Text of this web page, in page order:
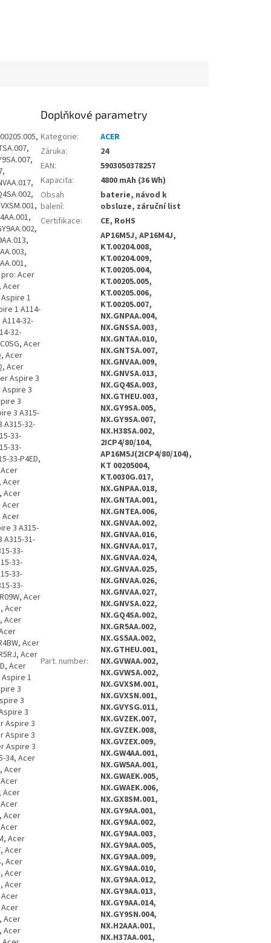
Acer Aspire 3 A314-31-C6VG, Acer Aspire 3 A314-31-C7GM, Acer Aspire 3 A314-31-C8HP, Acer Aspire 3 A314-31-C91T, Acer Aspire 3 A314-31-C955, Acer Aspire 3 A314-31-C9E2, Acer Aspire 3 A314-31-C9FR, Acer Aspire 3 A314-31-P03M, Acer Aspire 3 A314-31-P0QC, Acer Aspire 3 A314-31-P1BU, Acer Aspire 3 A314-31-P25A, Acer Aspire 3 A314-31-P2HJ, Acer Aspire 3 A314-31-P2ZB, Acer Aspire 3 A314-31-P3FZ, Acer Aspire 3 A314-31-P3H1, Acer Aspire 3 A314-31-P3JM, Acer Aspire 3 A314-31-P3M9, Acer Aspire 3 A314-31-P642, Acer Aspire 3 A314-31-P6AB, Acer Aspire 3 A314-31-P79Y, Acer Aspire 3 A314-32-C087, Acer Aspire 3 A314-32-C09W, Acer Aspire 3 A314-32-C129, Acer Aspire 3 A314-32-C19D, Acer Aspire 3 A314-32-C1GE, Acer Aspire 3 A314-32-C2TE, Acer Aspire 3 A314-32-C2VP, Acer Aspire 3 A314-32-C3D3, Acer Aspire 3 A314-32-C3HA, Acer Aspire 3 A314-32-C3X0, Acer Aspire 3 A314-32-C4F0, Acer Aspire 3 A314-32-C4H0, Acer Aspire 3 A314-32-C53G, Acer Aspire 3 A314-32-C7YV, Acer Aspire 3 A314-32-C8Z2, Acer Aspire 3 A314-32-C90C, Acer Aspire 3 A314-32-C9M8, Acer Aspire 3 A314-32-P05T, Acer Aspir
Doplňkové parametry
Kategorie:
ACER
Záruka:
24
EAN:
5903050378257
Kapacita:
4800 mAh (36 Wh)
Obsah
balení:
baterie, návod k
obsluze, záruční list
Certifikace: CE, RoHS
Part. number:
AP16M5J, AP16M4J,
KT.00204.008,
KT.00204.009,
KT.00205.004,
KT.00205.005,
KT.00205.006,
KT.00205.007,
NX.GNPAA.004,
NX.GNSSA.003,
NX.GNTAA.010,
NX.GNTSA.007,
NX.GNVAA.009,
NX.GNVSA.013,
NX.GQ4SA.003,
NX.GTHEU.003,
NX.GY9SA.005,
NX.GY9SA.007,
NX.H38SA.002,
2ICP4/80/104,
AP16M5J(2ICP4/80/104),
KT 00205004,
KT.0030G.017,
NX.GNPAA.018,
NX.GNTAA.001,
NX.GNTEA.006,
NX.GNVAA.002,
NX.GNVAA.016,
NX.GNVAA.017,
NX.GNVAA.024,
NX.GNVAA.025,
NX.GNVAA.026,
NX.GNVAA.027,
NX.GNVSA.022,
NX.GQ4SA.002,
NX.GR5AA.002,
NX.GS5AA.002,
NX.GTHEU.001,
NX.GVWAA.002,
NX.GVWSA.002,
NX.GVXSM.001,
NX.GVXSN.001,
NX.GVYSG.011,
NX.GVZEK.007,
NX.GVZEK.008,
NX.GVZEX.009,
NX.GW4AA.001,
NX.GW5AA.001,
NX.GWAEK.005,
NX.GWAEK.006,
NX.GX8SM.001,
NX.GY9AA.001,
NX.GY9AA.002,
NX.GY9AA.003,
NX.GY9AA.005,
NX.GY9AA.009,
NX.GY9AA.010,
NX.GY9AA.012,
NX.GY9AA.013,
NX.GY9AA.014,
NX.GY9SN.004,
NX.H2AAA.001,
NX.H37AA.001,